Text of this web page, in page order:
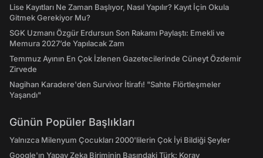
Lise Kayıtları Ne Zaman Başlıyor, Nasıl Yapılır? Kayıt İçin Okula
Gitmek Gerekiyor Mu?
SGK Uzmanı Özgür Erdursun Son Rakamı Paylaştı: Emekli ve
Memura 2027’de Yapılacak Zam
Temmuz Ayının En Çok İzlenen Gazetecilerinde Cüneyt Özdemir
Zirvede
Nagihan Karadere'den Survivor İtirafı! "Sahte Flörtleşmeler
Yaşandı"
Günün Popüler Başlıkları
Yalnızca Milenyum Çocukları 2000'lilerin Çok İyi Bildiği Şeyler
Google'ın Yapay Zeka Biriminin Başındaki Türk: Koray